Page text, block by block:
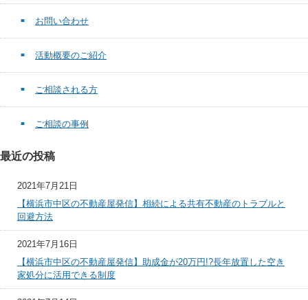
お問い合わせ
活動概要のご紹介
ご相談される方
ご相談の事例
最近の投稿
2021年7月21日
【横浜市中区の不動産屋発信】相続による共有不動産のトラブルと
回避方法
2021年7月16日
【横浜市中区の不動産屋発信】助成金が20万円!?長年放置した空き
家処分に活用できる制度